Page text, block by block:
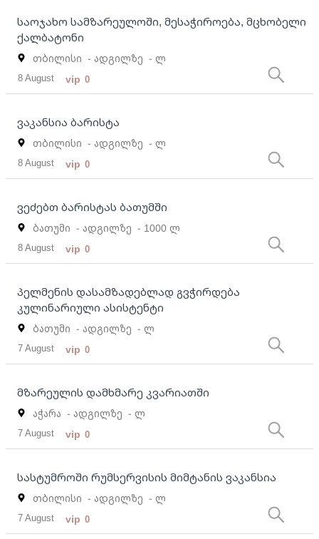
საოჯახო სამზარეულოში, მესაჭიროება, მცხობელი
ქალბატონი
თბილისი - ადგილზე - ლ
8 August vip 0
ვაკანსია ბარისტა
თბილისი - ადგილზე - ლ
8 August vip 0
ვეძებთ ბარისტას ბათუმში
ბათუმი - ადგილზე - 1000 ლ
8 August vip 0
პელმენის დასამზადებლად გვჭირდება
კულინარიული ასისტენტი
ბათუმი - ადგილზე - ლ
7 August vip 0
მზარეულის დამხმარე კვარიათში
აჭარა - ადგილზე - ლ
7 August vip 0
სასტუმროში რუმსერვისის მიმტანის ვაკანსია
თბილისი - ადგილზე - ლ
7 August vip 0